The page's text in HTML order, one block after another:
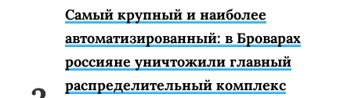
Самый крупный и наиболее
автоматизированный: в Броварах
россияне уничтожили главный
распределительный комплекс